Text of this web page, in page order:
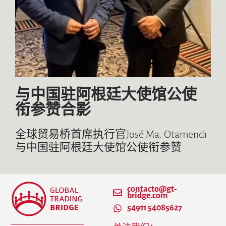
与中国驻阿根廷大使馆公使
衔参赞合影
全球贸易桥首席执行官José Ma. Otamendi
与中国驻阿根廷大使馆公使衔参赞
contacto@gt-
bridge.com
54911 54085627